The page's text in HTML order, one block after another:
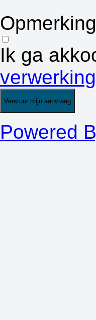
Opmerking
Ik ga
Verstuur mijn aanvraag
Powered